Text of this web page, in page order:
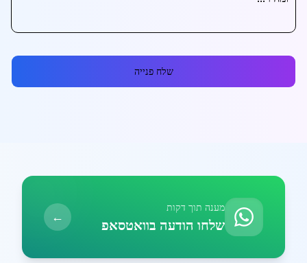
שלח פנייה
מענה תוך דקות
שלחו הודעה בוואטסאפ ←